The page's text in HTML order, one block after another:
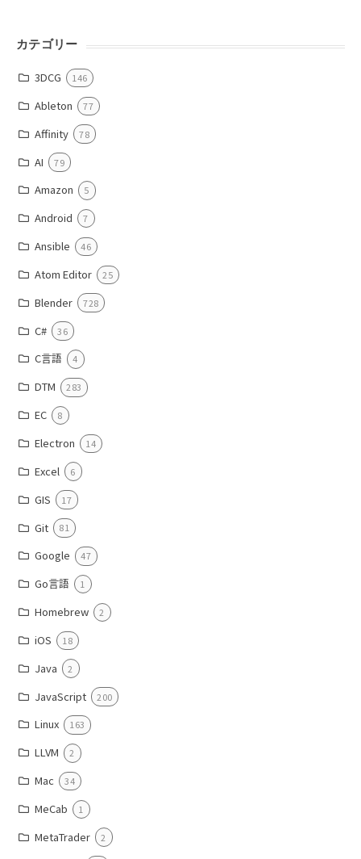
カテゴリー
3DCG 146
Ableton 77
Affinity 78
AI 79
Amazon 5
Android 7
Ansible 46
Atom Editor 25
Blender 728
C# 36
C言語 4
DTM 283
EC 8
Electron 14
Excel 6
GIS 17
Git 81
Google 47
Go言語 1
Homebrew 2
iOS 18
Java 2
JavaScript 200
Linux 163
LLVM 2
Mac 34
MeCab 1
MetaTrader 2